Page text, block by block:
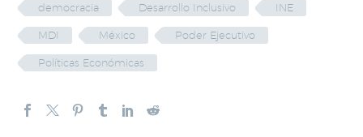
democracia Desarrollo Inclusivo INE
MDI México Poder Ejecutivo
Políticas Económicas